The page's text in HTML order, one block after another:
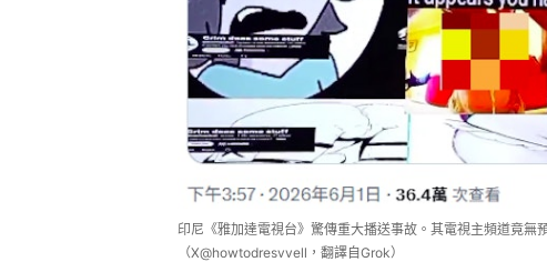
印尼《雅加達電視台》驚傳重大播送事故。其電視主頻道竟無
（X@howtodresvvell，翻譯自Grok）